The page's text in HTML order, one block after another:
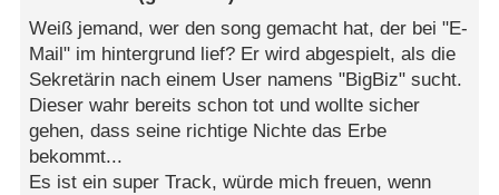
Weiß jemand, wer den song gemacht hat, der bei "E-
Mail" im hintergrund lief? Er wird abgespielt, als die
Sekretärin nach einem User namens "BigBiz" sucht.
Dieser wahr bereits schon tot und wollte sicher
gehen, dass seine richtige Nichte das Erbe
bekommt...
Es ist ein super Track, würde mich freuen, wenn